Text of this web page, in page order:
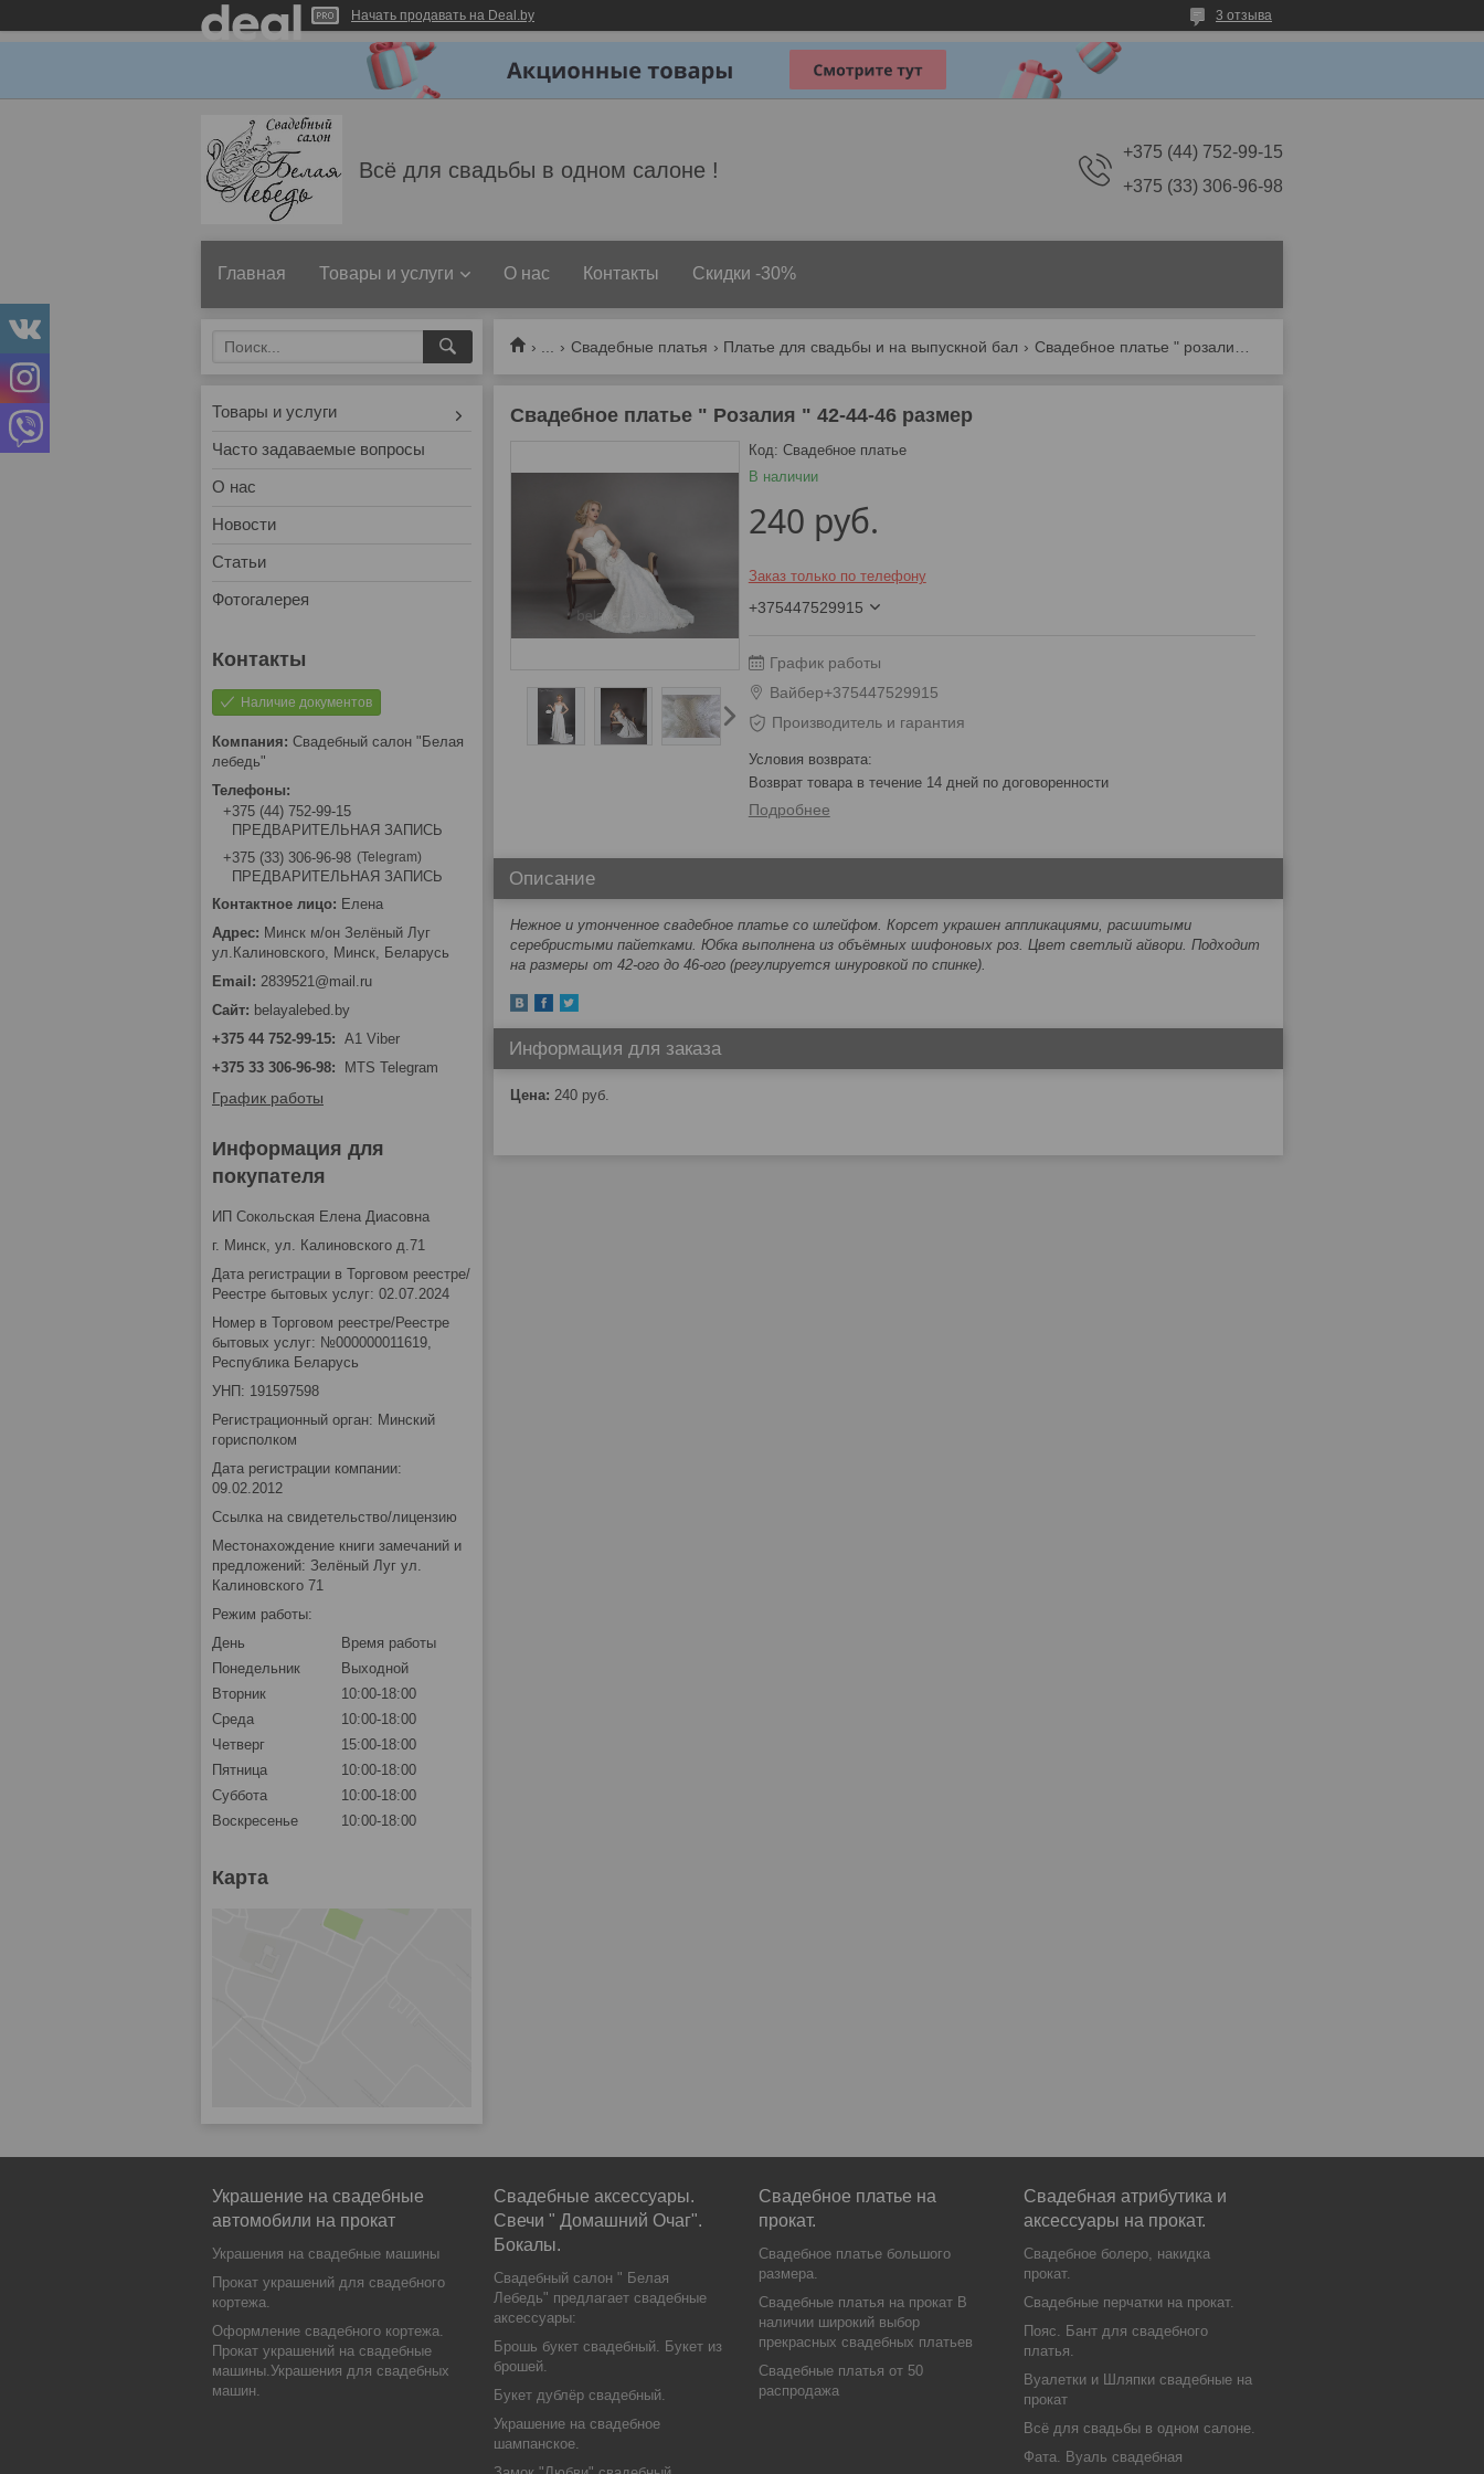
Начать продавать на Deal.by 3 отзыва
Всё для свадьбы в одном салоне !
+375 (44) 752-99-15
+375 (33) 306-96-98
Главная Товары и услуги О нас Контакты Скидки -30%
Свадебные платья Платье для свадьбы и на выпускной бал
Свадебное платье " Розалия " 42-44-46 размер
В наличии
Код: Свадебное платье
240 руб.
Заказ только по телефону
+375447529915
График работы
Вайбер+375447529915
Производитель и гарантия
возврат товара в течение 14 дней по договоренности
Подробнее
Описание
Нежное и утонченное свадебное платье со шлейфом. Корсет украшен аппликациями, расшитыми
серебристыми пайетками. Юбка выполнена из объёмных шифоновых роз. Цвет светлый айвори. Подходит
на размеры от 42-ого до 46-ого (регулируется шнуровкой по спинке).
Информация для заказа
Цена: 240 руб.
Товары и услуги
Часто задаваемые вопросы
О нас
Новости
Статьи
Фотогалерея
Наличие документов
Свадебный салон "Белая
лебедь"
+375 (44) 752-99-15
ПРЕДВАРИТЕЛЬНАЯ ЗАПИСЬ
+375 (33) 306-96-98
Telegram
ПРЕДВАРИТЕЛЬНАЯ ЗАПИСЬ
Елена
Минск м/он Зелёный Луг
ул.Калиновского, Минск, Беларусь
2839521@mail.ru
belayalebed.by
+375 44 752-99-15
A1 Viber
+375 33 306-96-98
MTS Telegram
График работы
Информация для
покупателя
ИП Сокольская Елена Диасовна
г. Минск, ул. Калиновского д.71
Дата регистрации в Торговом реестре/
Реестре бытовых услуг: 02.07.2024
Номер в Торговом реестре/Реестре
бытовых услуг: №000000011619,
Республика Беларусь
УНП: 191597598
Регистрационный орган: Минский
горисполком
Дата регистрации компании:
09.02.2012
Ссылка на свидетельство/лицензию
Местонахождение книги замечаний и
предложений: Зелёный Луг ул.
Калиновского 71
Режим работы:
День
Время работы
Понедельник
Выходной
Вторник
10:00-18:00
Среда
10:00-18:00
Четверг
15:00-18:00
Пятница
10:00-18:00
Суббота
10:00-18:00
Воскресенье
10:00-18:00
Карта
Украшение на свадебные
автомобили на прокат
Украшения на свадебные машины
Прокат украшений для свадебного
кортежа.
Оформление свадебного кортежа.
Прокат украшений на свадебные
машины.Украшения для свадебных
машин.
Свадебные аксессуары.
Свечи " Домашний Очаг".
Бокалы.
Свадебный салон " Белая
Лебедь" предлагает свадебные
аксессуары:
Брошь букет свадебный. Букет из
брошей.
Букет дублёр свадебный.
Украшение на свадебное
шампанское.
Свадебное платье на
прокат.
Свадебное платье большого
размера.
Свадебные платья на прокат В
наличии широкий выбор
прекрасных свадебных платьев
Свадебные платья от 50
распродажа
Свадебная атрибутика и
аксессуары на прокат.
Свадебное болеро, накидка
прокат.
Свадебные перчатки на прокат.
Пояс. Бант для свадебного
платья.
Вуалетки и Шляпки свадебные на
прокат
Всё для свадьбы в одном салоне.
Фата. Вуаль свадебная